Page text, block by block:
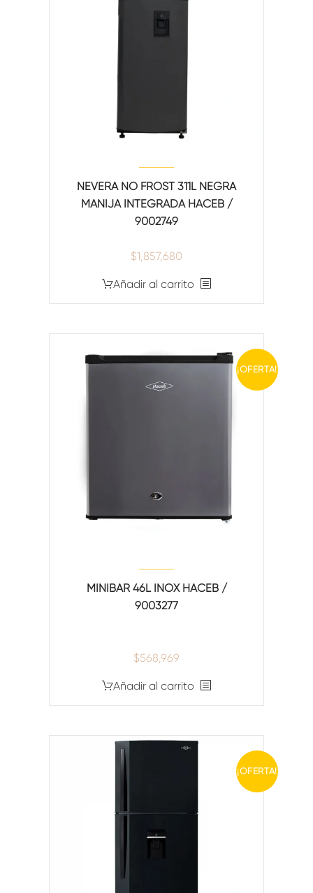
NEVERA NO FROST 311L NEGRA
MANIJA INTEGRADA HACEB /
9002749
$1,857,680
Añadir al carrito
¡OFERTA!
MINIBAR 46L INOX HACEB /
9003277
$568,969
Añadir al carrito
¡OFERTA!